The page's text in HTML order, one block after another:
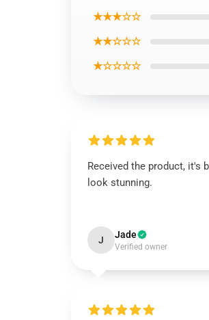
★★★☆☆
★★☆☆☆
★☆☆☆☆
Received the product, it's
look stunning.
J Jade
Verified owner